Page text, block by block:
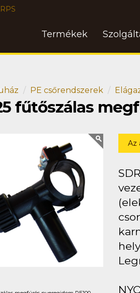
Termékek
PE csőrendszerek
fűtőszálas
Az